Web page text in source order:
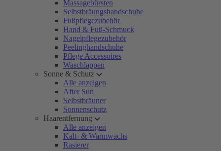
Massagebürsten
Selbstbräungshandschuhe
Fußpflegezubehör
Hand & Fuß-Schmuck
Nagelpflegezubehör
Peelinghandschuhe
Pflege Accessoires
Waschlappen
Sonne & Schutz
Alle anzeigen
After Sun
Selbstbräuner
Sonnenschutz
Haarentfernung
Alle anzeigen
Kalt- & Warmwachs
Rasierer